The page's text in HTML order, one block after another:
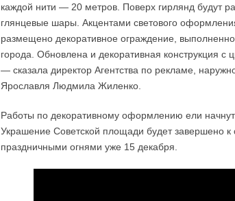
каждой нити — 20 метров. Поверх гирлянд будут
глянцевые шары. Акцентами светового
размещено декоративное ограждение,
города. Обновлена и декоративная конструкция
— сказала директор Агентства по рекламе,
Ярославля Людмила Жиленко.
Работы по декоративному оформлению ели
Украшение Советской площади будет завершено к
праздничными огнями уже 15 декабря.